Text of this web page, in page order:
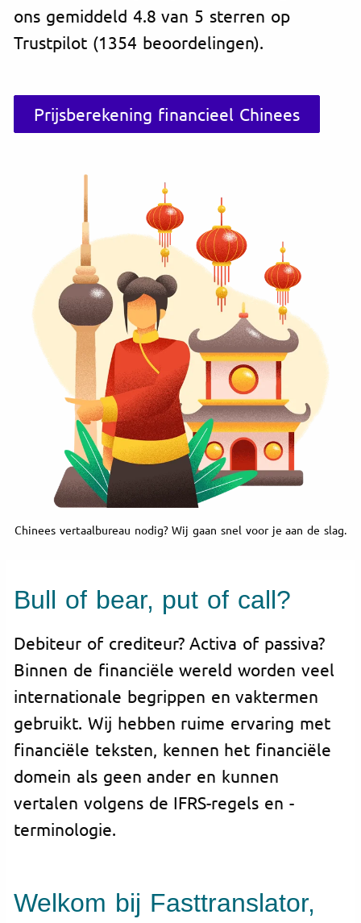
ons gemiddeld 4.8 van 5 sterren op
Trustpilot (1354 beoordelingen).
Prijsberekening financieel Chinees
Chinees vertaalbureau nodig? Wij gaan snel voor je aan de slag.
Bull of bear, put of call?
Debiteur of crediteur? Activa of passiva?
Binnen de financiële wereld worden veel
internationale begrippen en vaktermen
gebruikt. Wij hebben ruime ervaring met
financiële teksten, kennen het financiële
domein als geen ander en kunnen
vertalen volgens de IFRS-regels en -
terminologie.
Welkom bij Fasttranslator,